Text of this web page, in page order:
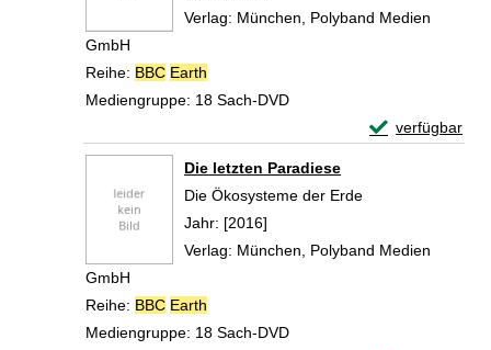
Verlag: München, Polyband Medien
GmbH
Reihe: BBC Earth
Mediengruppe: 18 Sach-DVD
verfügbar
Exemplar-
Die letzten Paradiese
Die Ökosysteme der Erde
Suche nach diesem Verfasser
Jahr: [2016]
Verlag: München, Polyband Medien
GmbH
Reihe: BBC Earth
Mediengruppe: 18 Sach-DVD